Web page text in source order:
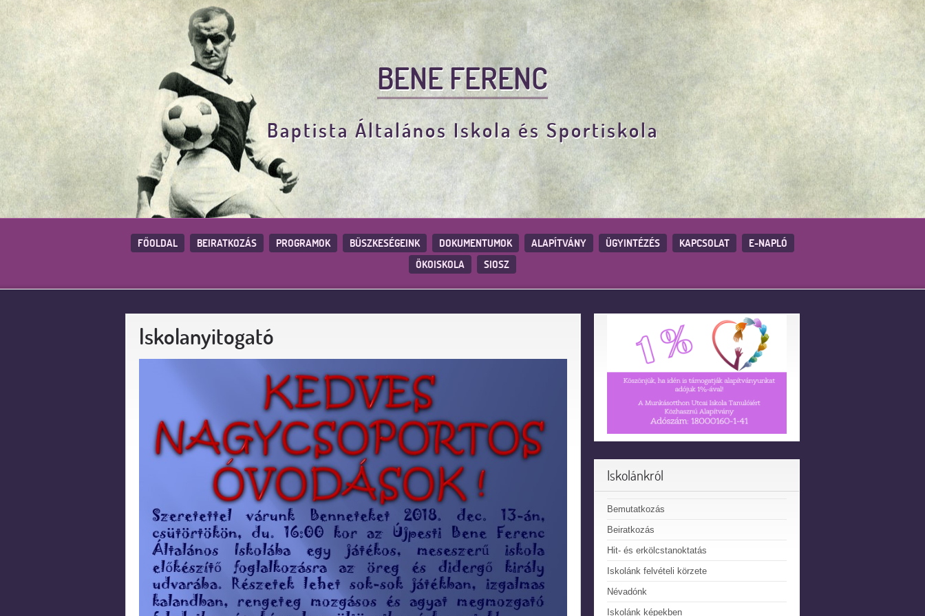
BENE FERENC
Baptista Általános Iskola és Sportiskola
FŐOLDAL BEIRATKOZÁS PROGRAMOK BÜSZKESÉGEINK DOKUMENTUMOK ALAPÍTVÁNY ÜGYINTÉZÉS KAPCSOLAT
E-NAPLÓ
ÖKOISKOLA
SIOSZ
Iskolanyitogató
Iskolánkról
Bemutatkozás
Beiratkozás
Hit- és erkölcstanoktatás
Iskolánk felvételi körzete
Névadónk
Iskolánk képekben